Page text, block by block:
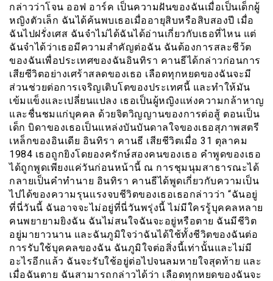
กล่าวว่าโจน ออฟ อาร์ค เป็นความฝันของฉันเมื่อเป็นเด็กผู้
หญิงตัวเล็ก ฉันได้ค้นพบเธอเมื่ออายุสิบหรือสิบสองปี เมื่อ
ฉันไปฝรั่งเศส ฉันจำไม่ได้ฉันได้อ่านเกี่ยวกับเธอที่ไหน แต่
ฉันจำได้ว่าเธอมีความสำคัญต่อฉัน ฉันต้องการสละชีว้ต
ของฉันเพื่อประเทศของฉันอินทิรา คานธีได้กล่าวก่อนการ
เสียซีวิตอย่างเศร้าสลดของเธอ เลือดทุกหยดของฉันจะมี
ส่วนช่วยต่อการเจริญเติบโตของประเทศนี้ และทำให้มัน
เข้มแข็งและเปลี่ยนแปลง เธอเป็นผู้หญิงแห่งความกล้าหาญ
และชื่นชมแก่บุคคล ด้วยจิตวิญญานของการต่อสู้ ตอนเป็น
เด็ก บิดาของเธอเป็นแหล่งบันบันดาลใจของเธอสุภาพสตรี
เหล็กของอินเดีย อินทิรา คานธี เสียชีวิตเมื่อ 31 ตุลาคม
1984 เธอถูกยิงโดยองครักษ์สองคนของเธอ คำพูดของเธอ
ได้ถูกพูดเพียงแค่วันก่อนหน้านี้ ณ การชุมนุมสาธารณะได้
กลายเป็นคำทำนาย อินทิรา คานธีได้พูดเกี่ยวกับความเป็น
ไปได้ของความรุนเเรงจบชีวิตของเธอเธอกล่าวว่า “ฉันอยู่
ที่นี่วันนี้ ฉันอาจจะไม่อยู่ที่นี่วันพรุ่งนี้ ไม่มีใครรู้บุคคลหลาย
คนพยายามยิงฉัน ฉันไม่สนใจฉันจะอยู่หรือตาย ฉันมีชีวิต
อยู่มายาวนาน และฉันภูมิใจว่าฉันได้ใช้ทั้งชีวิตของฉันต่อ
การรับใช้บุคคลของฉัน ฉันภูมิใจต่อสิ่งนี้เท่านั้นและไม่มี
อะไรอีกแล้ว ฉันจะรับใช้อยู่ต่อไปจนลมหายใจสุดท้าย และ
เมื่อฉันตาย ฉันสามารถกล่าวได้ว่า เลือดทุกหยดของฉันจะ